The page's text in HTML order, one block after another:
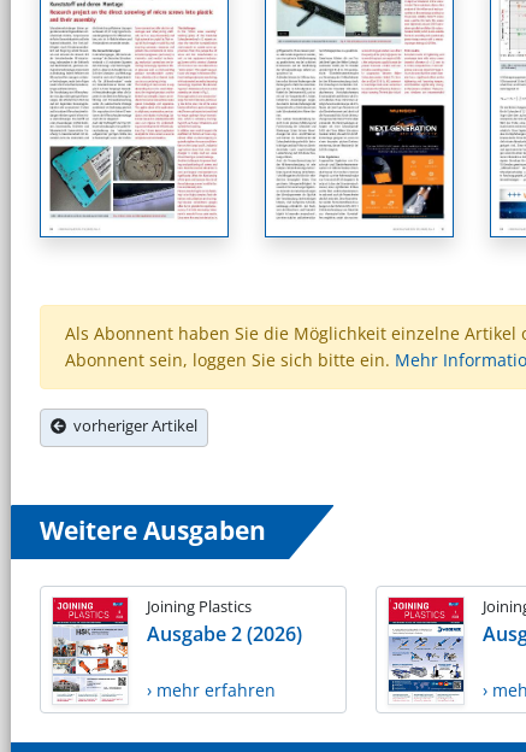
Als Abonnent haben Sie die Möglichkeit einzelne
Abonnent sein, loggen Sie sich bitte ein. Mehr
vorheriger Artikel
Weitere Ausgaben
Joining Plastics
Ausgabe 2 (2026)
› mehr erfahren ›